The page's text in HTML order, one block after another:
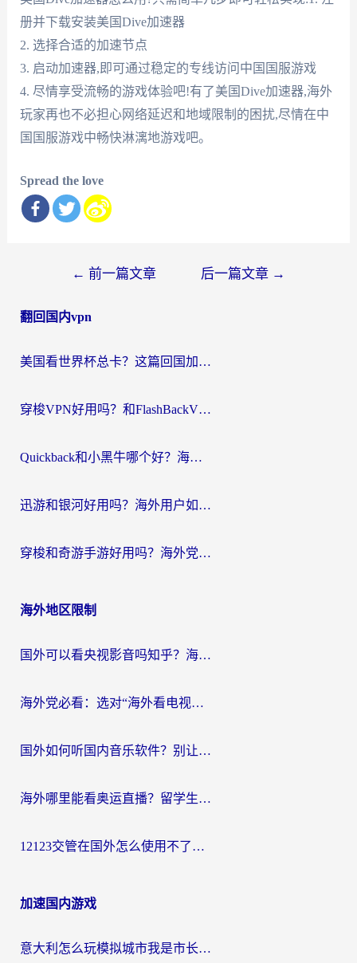
册并下载安装美国Dive加速器
2. 选择合适的加速节点
3. 启动加速器,即可通过稳定的专线访问中国国服游戏
4. 尽情享受流畅的游戏体验吧!有了美国Dive加速器,海外
玩家再也不必担心网络延迟和地域限制的困扰,尽情在中
国国服游戏中畅快淋漓地游戏吧。
Spread the love
导
← 前一篇文章 后一篇文章 →
翻回国内vpn
美国看世界杯总卡？这篇回国加速器指南帮你无缝刷国内资源（附苹果手机VPN设置步骤）
穿梭VPN好用吗？和FlashBackVPN对比哪个回国效果更好？
Quickback和小黑牛哪个好？海外党亲测指南，选对回国加速器秒回国内
迅游和银河好用吗？海外用户如何选择回国加速器实现无缝访问国内资源
穿梭和奇游手游好用吗？海外党亲测3款回国加速器，附蜜蜂加速器七天试用攻略
海外地区限制
国外可以看央视影音吗知乎？海外党亲测有效的回国加速方案
海外党必看：选对“海外看电视剧软件”，再也不用愁国内剧刷不了
国外如何听国内音乐软件？别让地域限制，断了你的中文歌单
海外哪里能看奥运直播？留学生&海外华人必看的体育赛事观赛终极指南
12123交管在国外怎么使用不了？海外华人必看的无缝访问国内资源指南
加速国内游戏
意大利怎么玩模拟城市我是市长？海外党国服游戏加速终极攻略（附三国3量子特攻解决办法）